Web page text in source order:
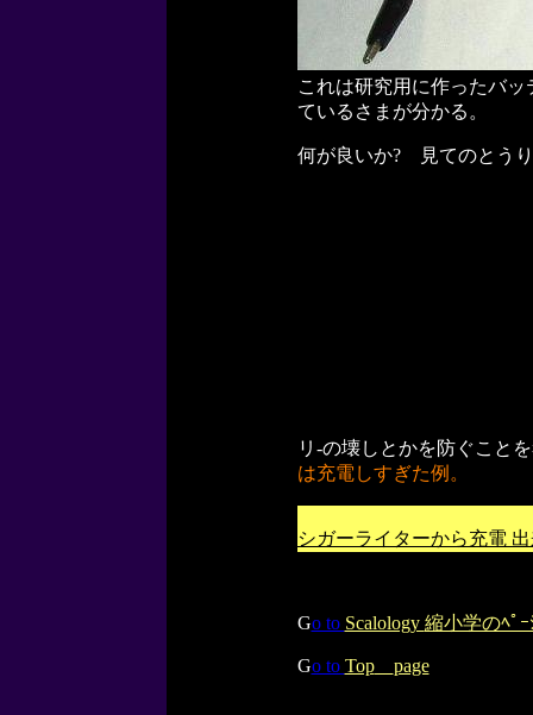
これは研究用に作ったバ
ているさまが分かる。
何が良いか? 見てのとう
リ-の壊しとかを防ぐこと
は充電しすぎた例。
シガーライターから充
Go to Scalology 縮小学のﾍﾟｰ
Go to Top page